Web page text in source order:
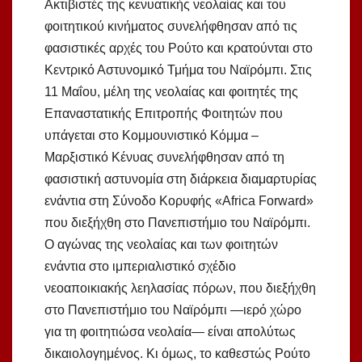
Ακτιβιστές της κενυατικής νεολαίας και του
φοιτητικού κινήματος συνελήφθησαν από τις
φασιστικές αρχές του Ρούτο και κρατούνται στο
Κεντρικό Αστυνομικό Τμήμα του Ναϊρόμπι. Στις
11 Μαΐου, μέλη της νεολαίας και φοιτητές της
Επαναστατικής Επιτροπής Φοιτητών που
υπάγεται στο Κομμουνιστικό Κόμμα –
Μαρξιστικό Κένυας συνελήφθησαν από τη
φασιστική αστυνομία στη διάρκεια διαμαρτυρίας
ενάντια στη Σύνοδο Κορυφής «Africa Forward»
που διεξήχθη στο Πανεπιστήμιο του Ναϊρόμπι.
Ο αγώνας της νεολαίας και των φοιτητών
ενάντια στο ιμπεριαλιστικό σχέδιο
νεοαποικιακής λεηλασίας πόρων, που διεξήχθη
στο Πανεπιστήμιο του Ναϊρόμπι —ιερό χώρο
για τη φοιτητιώσα νεολαία— είναι απολύτως
δικαιολογημένος. Κι όμως, το καθεστώς Ρούτο